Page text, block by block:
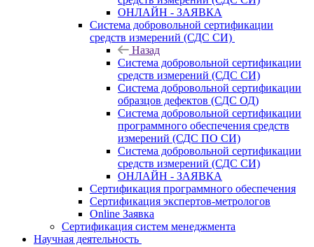
ОНЛАЙН - ЗАЯВКА
Система добровольной сертификации
средств измерений (СДС СИ)
Назад
Система добровольной сертификации
средств измерений (СДС СИ)
Система добровольной сертификации
образцов дефектов (СДС ОД)
Система добровольной сертификации
программного обеспечения средств
измерений (СДС ПО СИ)
Система добровольной сертификации
средств измерений (СДС СИ)
ОНЛАЙН - ЗАЯВКА
Сертификация программного обеспечения
Сертификация экспертов-метрологов
Online Заявка
Сертификация систем менеджмента
Научная деятельность